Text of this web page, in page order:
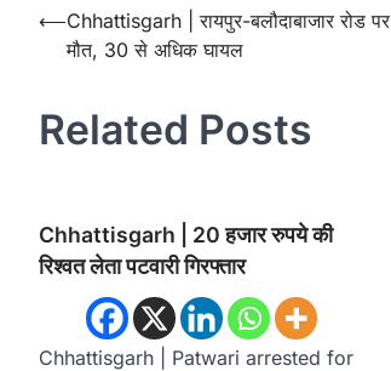
Post
navigation
⟵Chhattisgarh | रायपुर-बलौदाबाजार रोड
मौत, 30 से अधिक घायल
Related Posts
Chhattisgarh | 20 हजार रुपये की
रिश्वत लेता पटवारी गिरफ्तार
Chhattisgarh | Patwari arrested for